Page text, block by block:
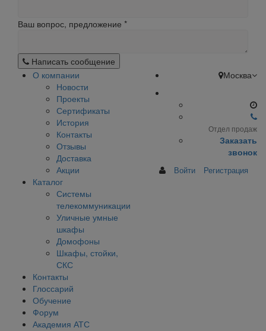
Ваш вопрос, предложение *
Написать сообщение
О компании
Новости
Проекты
Сертификаты
История
Контакты
Отзывы
Доставка
Акции
Каталог
Системы
телекоммуникации
Уличные умные
шкафы
Домофоны
Шкафы, стойки,
СКС
Контакты
Глоссарий
Обучение
Форум
Академия АТС
Москва
Отдел продаж
Заказать
звонок
Войти Регистрация